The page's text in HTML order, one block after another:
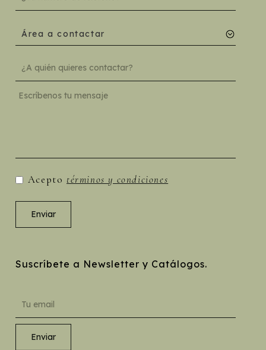
Área a contactar
Acepto términos y condiciones
Suscríbete a Newsletter y Catálogos.